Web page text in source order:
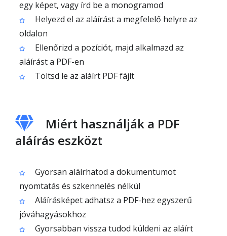
egy képet, vagy írd be a monogramod
Helyezd el az aláírást a megfelelő helyre az
oldalon
Ellenőrizd a pozíciót, majd alkalmazd az
aláírást a PDF-en
Töltsd le az aláírt PDF fájlt
Miért használják a PDF
aláírás eszközt
Gyorsan aláírhatod a dokumentumot
nyomtatás és szkennelés nélkül
Aláírásképet adhatsz a PDF-hez egyszerű
jóváhagyásokhoz
Gyorsabban vissza tudod küldeni az aláírt